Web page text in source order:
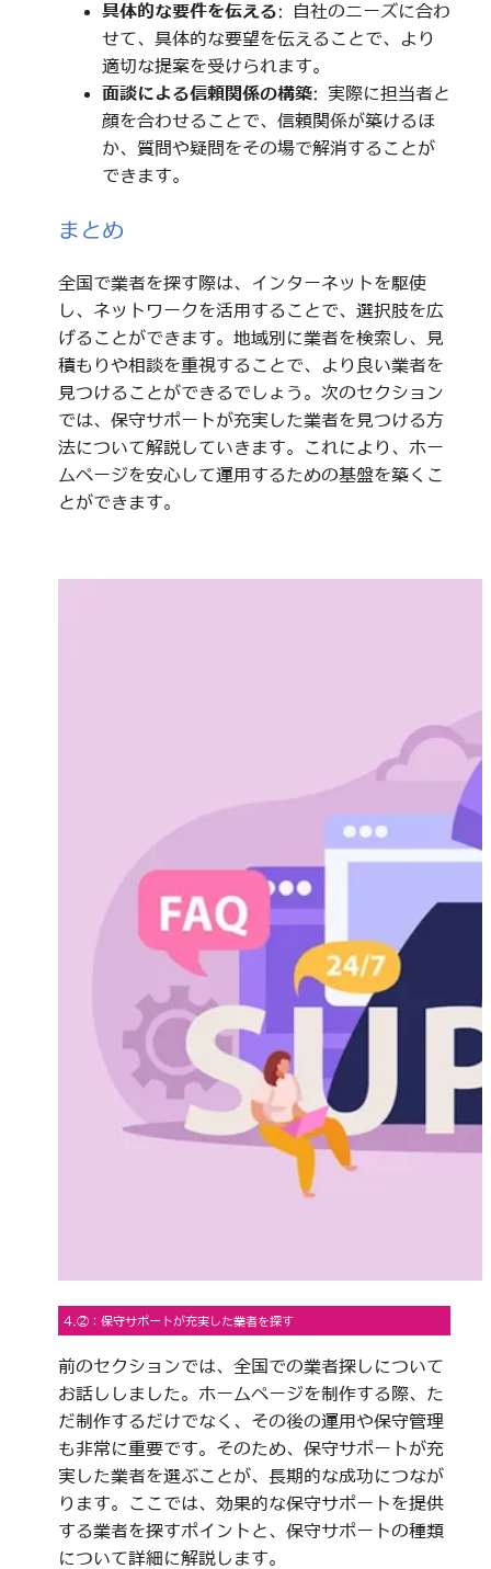
具体的な要件を伝える: 自社のニーズに合わ
せて、具体的な要望を伝えることで、より
適切な提案を受けられます。
面談による信頼関係の構築: 実際に担当者と
顔を合わせることで、信頼関係が築けるほ
か、質問や疑問をその場で解消することが
できます。
まとめ
全国で業者を探す際は、インターネットを駆使
し、ネットワークを活用することで、選択肢を広
げることができます。地域別に業者を検索し、見
積もりや相談を重視することで、より良い業者を
見つけることができるでしょう。次のセクション
では、保守サポートが充実した業者を見つける方
法について解説していきます。これにより、ホー
ムページを安心して運用するための基盤を築くこ
とができます。
4.②：保守サポートが充実した業者を探す
前のセクションでは、全国での業者探しについて
お話ししました。ホームページを制作する際、た
だ制作するだけでなく、その後の運用や保守管理
も非常に重要です。そのため、保守サポートが充
実した業者を選ぶことが、長期的な成功につなが
ります。ここでは、効果的な保守サポートを提供
する業者を探すポイントと、保守サポートの種類
について詳細に解説します。